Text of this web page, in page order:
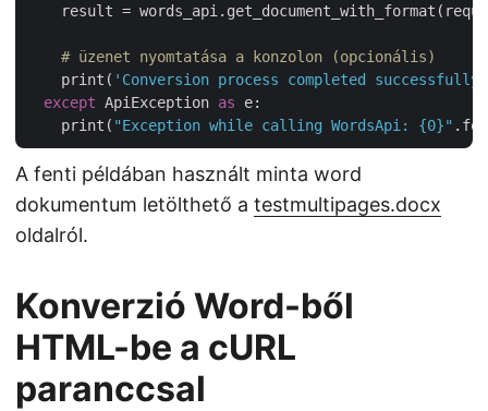
result =
# üzenet nyomtatása a konzolon (opcionális)
    print(
'Conversion process completed
except ApiException as e:
    print(
"Exception while calling WordsApi: {0}"
A fenti példában használt minta word
dokumentum letölthető a testmultipages.docx
oldalról.
Konverzió Word-ből
HTML-be a cURL
paranccsal